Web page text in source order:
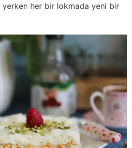
her bir lokmada yeni bir